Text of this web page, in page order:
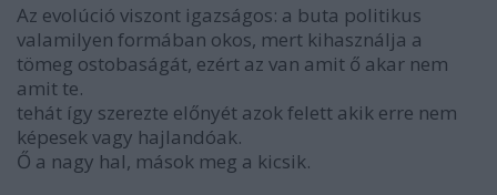
Az evolúció viszont igazságos: a buta politikus
valamilyen formában okos, mert kihasználja a
tömeg ostobaságát, ezért az van amit ő akar nem
amit te.
tehát így szerezte előnyét azok felett akik erre nem
képesek vagy hajlandóak.
Ő a nagy hal, mások meg a kicsik.